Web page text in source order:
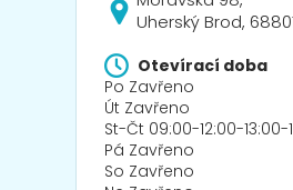
Uherský Brod,
Otevírací doba
Po Zavřeno
Út Zavřeno
St-Čt 09:00-12:00-13:00-
Pá Zavřeno
So Zavřeno